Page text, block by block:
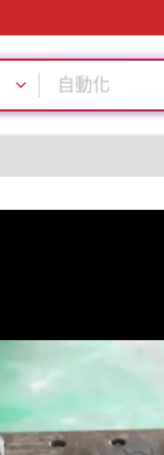
綠色成型方案
自動化
PP
客制化
綠色成型方案
自動化
PP
客制化